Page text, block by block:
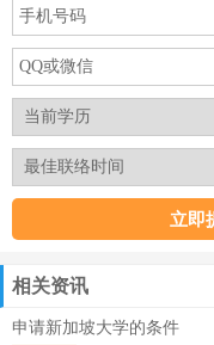
相关资讯
申请新加坡大学的条件